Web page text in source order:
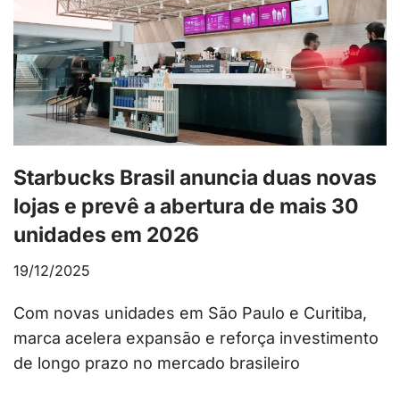
Starbucks Brasil anuncia duas novas
lojas e prevê a abertura de mais 30
unidades em 2026
19/12/2025
Com novas unidades em São Paulo e Curitiba,
marca acelera expansão e reforça investimento
de longo prazo no mercado brasileiro